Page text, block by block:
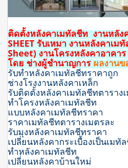
ติดตั้งหลังคาเมทัลชีท งานหลัง
SHEET รับเหมา งานหลังคาเ
Sheet)งานโครงหลังคาอาคา
โดย ช่างผู้ชำนาญการผลงานข
รับทำหลังคาเมทัลชีทราคาถูก
ช่างโรงงานหลังคาเหล็ก
รับติดตั้งหลังคาเมทัลชีทตาราง
ทําโครงหลังคาเมทัลชีท
แบบหลังคาเมทัลชีทราคา
ราคาเมทัลชีทตารางเมตรละ
รับมุงหลังคาเมทัลชีทราคา
เปลี่ยนหลังคากระเบื้องเป็นเมทั
ทําหลังคาเมทัลชีท
เปลี่ยนหลังคาบ้านใหม่